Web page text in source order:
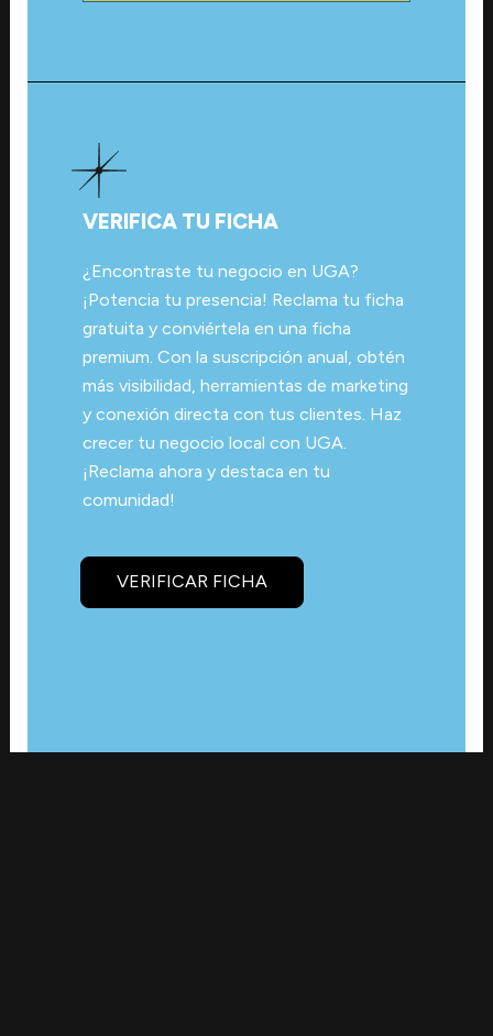
VERIFICA TU FICHA
¿Encontraste tu negocio en UGA?
¡Potencia tu presencia! Reclama tu ficha
gratuita y conviértela en una ficha
premium. Con la suscripción anual, obtén
más visibilidad, herramientas de marketing
y conexión directa con tus clientes. Haz
crecer tu negocio local con UGA.
¡Reclama ahora y destaca en tu
comunidad!
VERIFICAR FICHA